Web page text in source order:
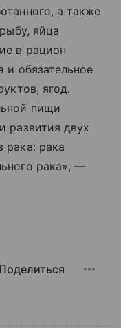
а также
яйца
в рацион
и обязательное
ягод.
пищи
развития двух
рака: рака
рака», —
Поделиться